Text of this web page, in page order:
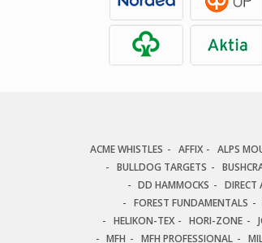
ACME WHISTLES AFFIX ALPS
BULLDOG TARGETS
DD HAMMOCKS
DIRECT
FOREST FUNDAMENTALS
HELIKON-TEX
HORI-ZONE
MFH
MFH PROFESSIONAL